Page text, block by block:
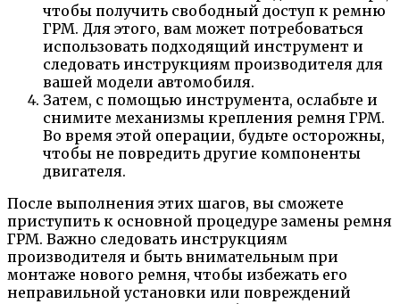
чтобы получить свободный доступ к ремню
ГРМ. Для этого, вам может потребоваться
использовать подходящий инструмент и
следовать инструкциям производителя для
вашей модели автомобиля.
Затем, с помощью инструмента, ослабьте и
снимите механизмы крепления ремня ГРМ.
Во время этой операции, будьте осторожны,
чтобы не повредить другие компоненты
двигателя.
После выполнения этих шагов, вы сможете
приступить к основной процедуре замены ремня
ГРМ. Важно следовать инструкциям
производителя и быть внимательным при
монтаже нового ремня, чтобы избежать его
неправильной установки или повреждений